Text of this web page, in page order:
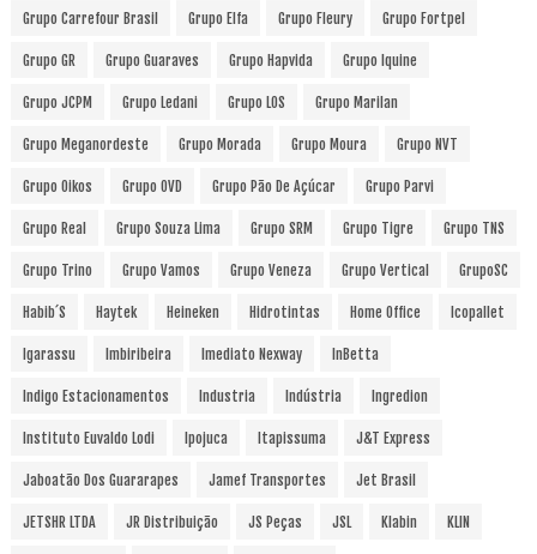
Grupo Carrefour Brasil Grupo Elfa Grupo Fleury Grupo Fortpel
Grupo GR Grupo Guaraves Grupo Hapvida Grupo Iquine
Grupo JCPM Grupo Ledani Grupo LOS Grupo Marilan
Grupo Meganordeste Grupo Morada Grupo Moura Grupo NVT
Grupo Oikos Grupo OVD Grupo Pão De Açúcar Grupo Parvi
Grupo Real Grupo Souza Lima Grupo SRM Grupo Tigre Grupo TNS
Grupo Trino Grupo Vamos Grupo Veneza Grupo Vertical GrupoSC
Habib´s Haytek Heineken Hidrotintas Home Office Icopallet
Igarassu Imbiribeira Imediato Nexway InBetta
Indigo Estacionamentos Industria Indústria Ingredion
Instituto Euvaldo Lodi Ipojuca Itapissuma J&T Express
Jaboatão Dos Guararapes Jamef Transportes Jet Brasil
JETSHR LTDA JR Distribuição JS Peças JSL Klabin KLIN